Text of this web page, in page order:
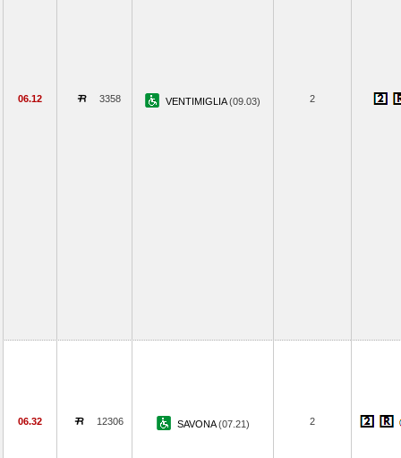
06.12 3358 VENTIMIGLIA(09.03) 2
06.32 12306 SAVONA(07.21) 2